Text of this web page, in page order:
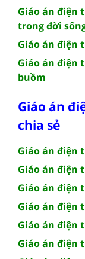
Giáo án điện
trong đời
Giáo án điện
Giáo án điện
buồm
Giáo án
chia sẻ
Giáo án điện
Giáo án điện
Giáo án điện
Giáo án điện
Giáo án điện
Giáo án điện